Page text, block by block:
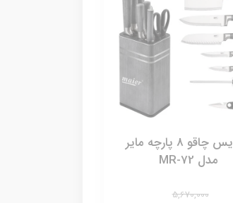
سرویس چاقو 8 پارچه مایر
مدل MR-72
5,670,000